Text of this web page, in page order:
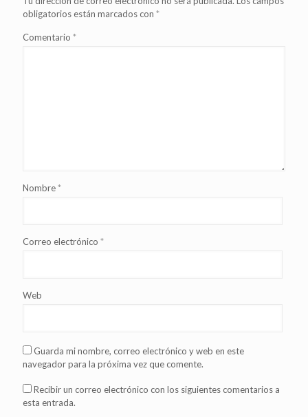
obligatorios están marcados con *
Comentario *
Nombre*
Correo electrónico *
Web
Guarda mi nombre, correo electrónico y web en este
navegador para la próxima vez que comente.
Recibir un correo electrónico con los siguientes comentarios a
esta entrada.